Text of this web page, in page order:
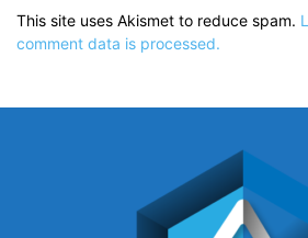
This site uses Akismet to reduce spam.
comment data is processed.